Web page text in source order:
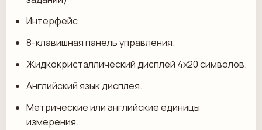
Интерфейс
8-клавишная панель управления.
Жидкокристаллический дисплей 4x20 символов.
Английский язык дисплея.
Метрические или английские единицы
измерения.